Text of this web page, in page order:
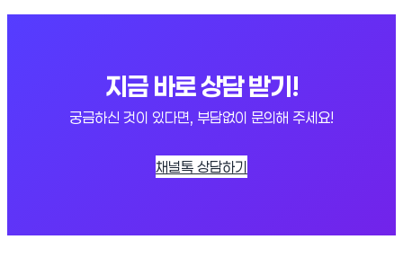
지금 바로 상담 받기!
궁금하신 것이 있다면, 부담없이 문의해 주세요!
채널톡 상담하기